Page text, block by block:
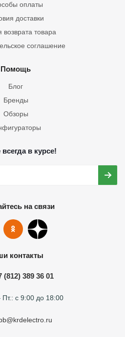
оплаты
доставки
возврата товара
соглашение
Помощь
Блог
Бренды
Обзоры
в курсе!
на связи
контакты
(812) 389 36 01
Пт.: с 9:00 до 18:00